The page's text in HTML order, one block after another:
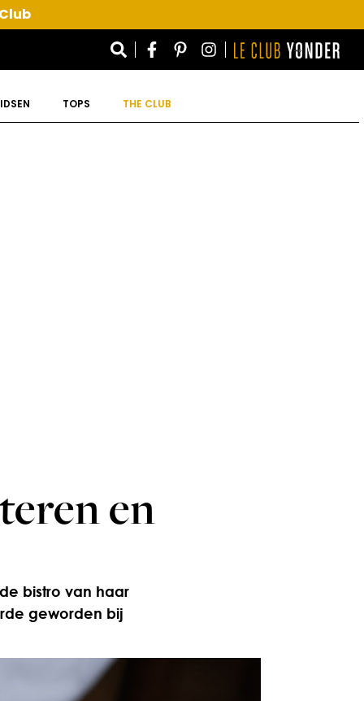
TOPS THE CLUB
en
bistro van haar
geworden bij